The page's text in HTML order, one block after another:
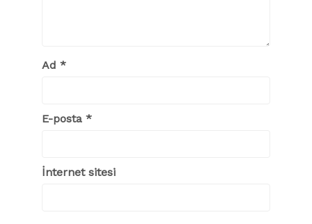
Ad *
E-posta *
İnternet sitesi